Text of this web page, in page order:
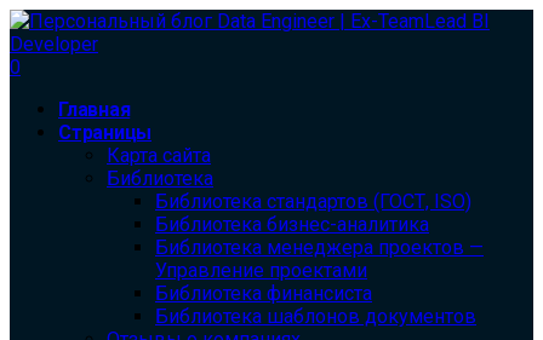
0
Главная
Страницы
Карта сайта
Библиотека
Библиотека cтандартов (ГОСТ, ISO)
Библиотека бизнес-аналитика
Библиотека менеджера проектов —
Управление проектами
Библиотека финансиста
Библиотека шаблонов документов